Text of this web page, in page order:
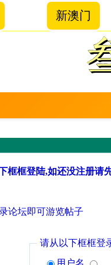
新澳门
框框登陆,如还没注册请
论坛即可游览帖子
请从以下框框登
用户名